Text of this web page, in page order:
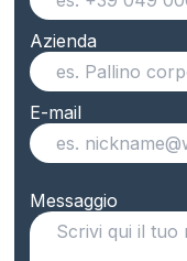
Azienda
E-mail
Messaggio